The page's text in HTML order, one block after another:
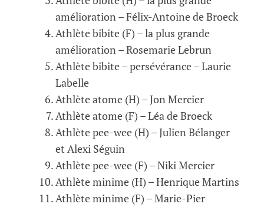
amélioration – Félix-Antoine de Broeck
Athlète bibite (F) – la plus grande
amélioration – Rosemarie Lebrun
Athlète bibite – persévérance – Laurie
Labelle
Athlète atome (H) – Jon Mercier
Athlète atome (F) – Léa de Broeck
Athlète pee-wee (H) – Julien Bélanger
et Alexi Séguin
Athlète pee-wee (F) – Niki Mercier
Athlète minime (H) – Henrique Martins
Athlète minime (F) – Marie-Pier